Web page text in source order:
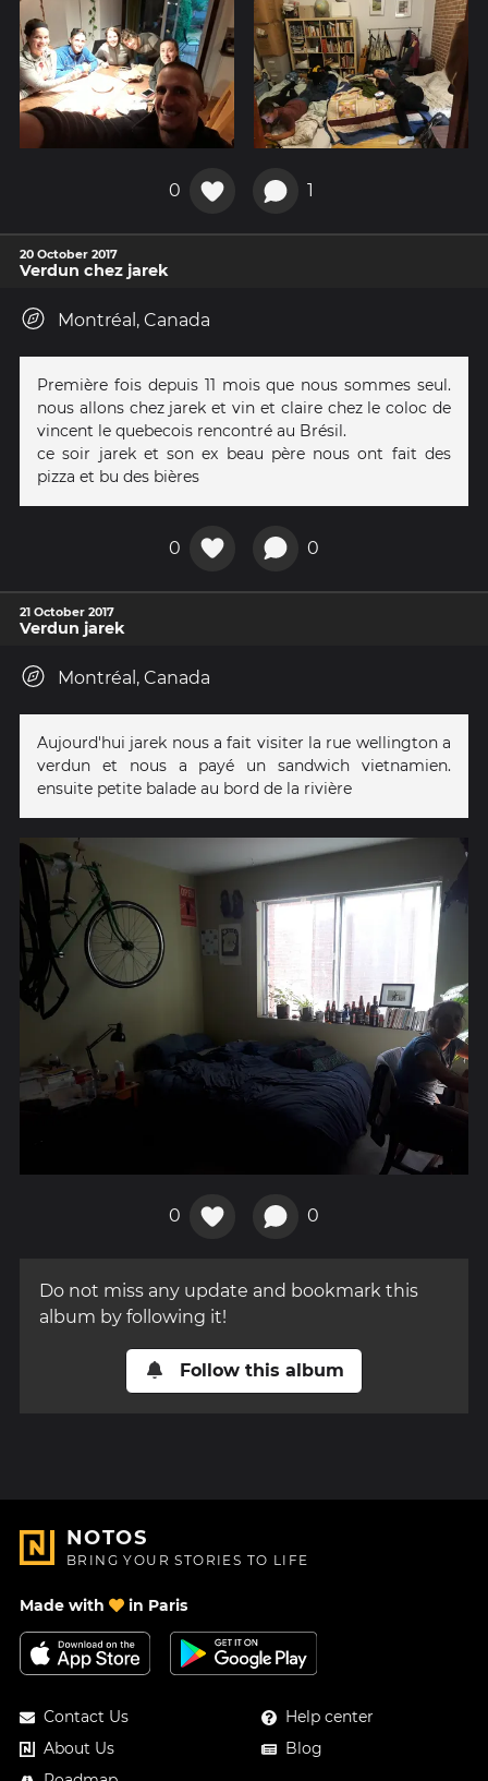
0 1
20 October 2017
Verdun chez jarek
Montréal, Canada
Première fois depuis 11 mois que nous sommes seul.
nous allons chez jarek et vin et claire chez le coloc de
vincent le quebecois rencontré au Brésil.
ce soir jarek et son ex beau père nous ont fait des
pizza et bu des bières
0 0
21 October 2017
Verdun jarek
Montréal, Canada
Aujourd'hui jarek nous a fait visiter la rue wellington a
verdun et nous a payé un sandwich vietnamien.
ensuite petite balade au bord de la rivière
0 0
Do not miss any update and bookmark this
album by following it!
Follow this album
NOTOS
BRING YOUR STORIES TO LIFE
Made with in Paris
Contact Us
About Us
Help center
Blog